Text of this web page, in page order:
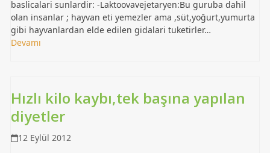
baslicalari sunlardir: -Laktoovavejetaryen:Bu guruba dahil
olan insanlar ; hayvan eti yemezler ama ,süt,yoğurt,yumurta
gibi hayvanlardan elde edilen gidalari tuketirler…
Devamı
Hızlı kilo kaybı,tek başına yapılan
diyetler
12 Eylül 2012